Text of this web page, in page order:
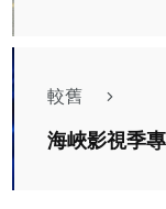
較舊
海峽影視季